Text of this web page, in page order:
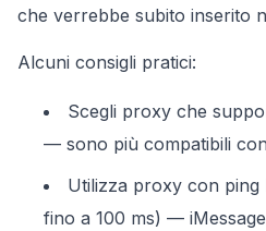
che verrebbe subito inserito
Alcuni consigli pratici:
Scegli proxy che
— sono più compatibili
Utilizza proxy con ping
fino a 100 ms) —